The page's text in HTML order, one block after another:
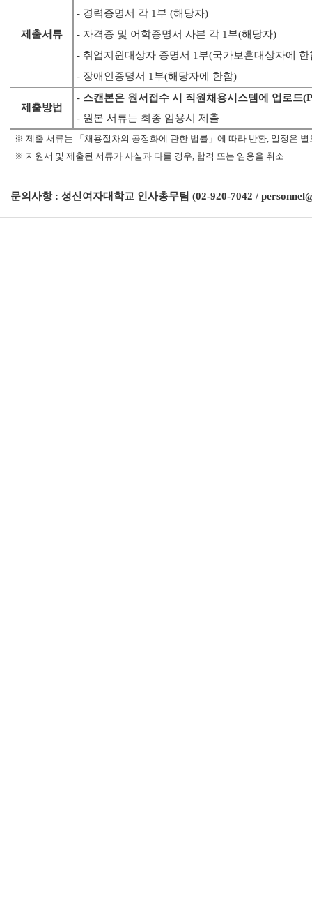
제출서류
- 경력증명서 각 1부 (해당자)
- 자격증 및 어학증명서 사본 각 1부(해당자)
- 취업지원대상자 증명서 1부(국가보훈대상자에 한
- 장애인증명서 1부(해당자에 한함)
제출방법
- 스캔본은 원서접수 시 직원채용시스템에 업로드
- 원본 서류는 최종 임용시 제출
※ 제출 서류는 「채용절차의 공정화에 관한 법률」에 따라 반환, 일정은 별
※ 지원서 및 제출된 서류가 사실과 다를 경우, 합격 또는 임용을 취소
문의사항 : 성신여자대학교 인사총무팀 (02-920-7042 /